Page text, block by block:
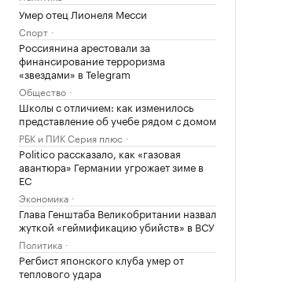
Умер отец Лионеля Месси
Спорт
Россиянина арестовали за
финансирование терроризма
«звездами» в Telegram
Общество
Школы с отличием: как изменилось
представление об учебе рядом с домом
РБК и ПИК Серия плюс
Politico рассказало, как «газовая
авантюра» Германии угрожает зиме в
ЕС
Экономика
Глава Генштаба Великобритании назвал
жуткой «геймификацию убийств» в ВСУ
Политика
Регбист японского клуба умер от
теплового удара